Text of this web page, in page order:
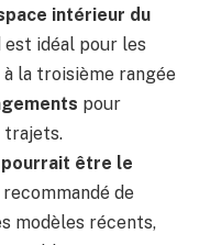
intérieur du
est idéal pour les
la troisième rangée
pour
trajets.
pourrait être le
de
modèles récents,